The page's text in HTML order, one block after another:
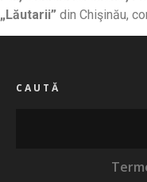
„Lăutarii” din Chişinău,
CAUTĂ